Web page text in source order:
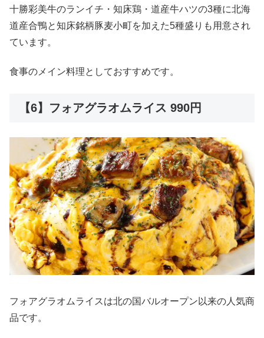
十勝彩美牛のランイチ・知床鶏・道産牛ハツの3種に北海
道産合鴨と知床銘柄豚麦小町を加えた5種盛りも用意され
ています。
食事のメイン料理としておすすめです。
【6】フォアグラオムライス 990円
フォアグラオムライスは北の国バルオープン以来の人気商
品です。